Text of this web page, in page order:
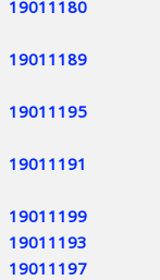
19011180
19011189
19011195
19011191
19011199
19011193
19011197